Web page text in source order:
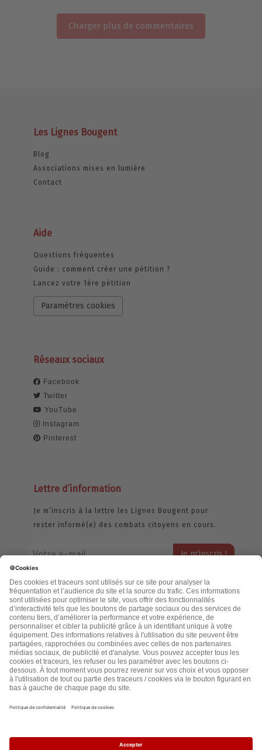
Charger plus de commentaires
Les Lignes Bougent
Blog
Associations mises en lumière
Contact
Aide
Questions fréquentes
Guide : comment créer une pétition ?
Lancez votre 1ère pétition
Paramètres cookies
Réseaux sociaux
Facebook
Twitter
YouTube
Instagram
Pinterest
Lettre d’information
Je m’inscris à la lettre les Lignes Bougent pour
rester informé(e) des combats citoyens en cours.
jamais échangée. Pour consulter notre politique de confidentialité,
cliquez ici.
Accueil
Politique de confidentialité
Cookies